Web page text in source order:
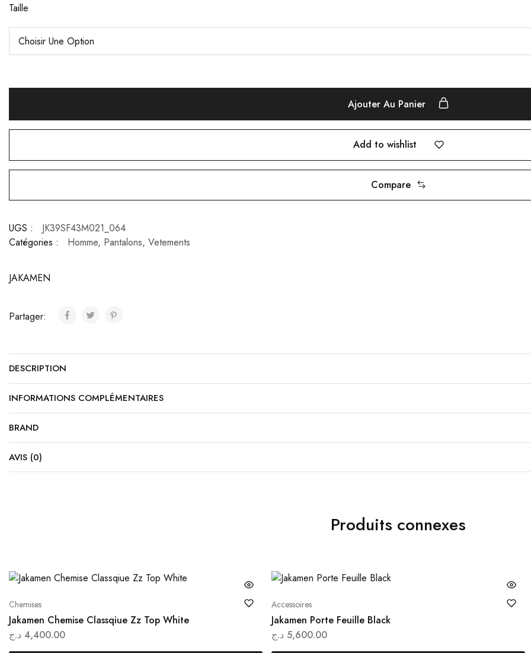
Taille
Ajouter Au Panier
Add to wishlist
Compare
UGS :
JK39SF43M021_064
Catégories :
Homme, Pantalons, Vetements
JAKAMEN
Partager:
DESCRIPTION
INFORMATIONS COMPLÉMENTAIRES
BRAND
AVIS (0)
Produits connexes
produit
plusieurs
Chemises
Jakamen Chemise Classqiue Zz Top White
4,400.00 د.ج
Accessoires
Jakamen Porte Feuille Black
5,600.00 د.ج